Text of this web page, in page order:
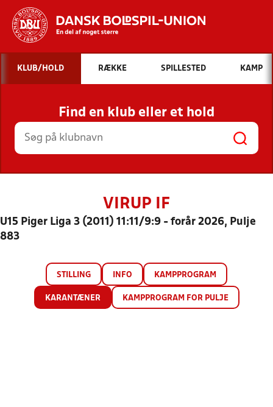
Hvad vil du søge efter?
INDHOLD OG NYHEDER
STILLINGER, RESULTATER, KLUBBER OG
HOLD
KLUB/HOLD RÆKKE SPILLESTED KAMP
Find en klub eller et hold
VIRUP IF
U15 Piger Liga 3 (2011) 11:11/9:9 - forår 2026, Pulje
883
STILLING INFO KAMPPROGRAM
KARANTÆNER KAMPPROGRAM FOR PULJE